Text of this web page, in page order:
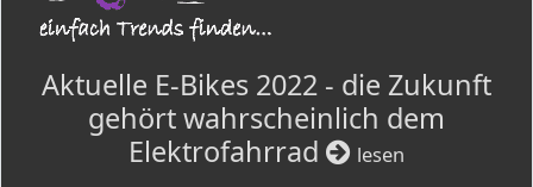
Aktuelle E-Bikes 2022 - die Zukunft
gehört wahrscheinlich dem
Elektrofahrrad
lesen